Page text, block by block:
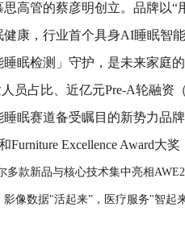
高管的蔡彦明创立。品牌以“
康，行业首个具身AI睡眠智
眠检测」守护，是未来家庭
员占比、近亿元Pre-A轮融资
眠赛道备受瞩目的新势力品
Furniture Excellence Award大
多款新品与核心技术集中亮相
像数据"活起来”，医疗服务"智起